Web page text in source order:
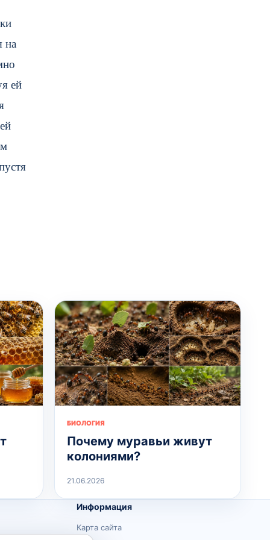
на
ей
БИОЛОГИЯ
Почему муравьи живут
колониями?
21.06.2026
Информация
Карта сайта